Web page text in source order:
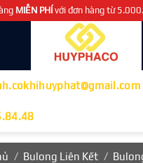
MIỄN PHÍvới đơn hàng từ
/ Bulong Liên Kết /